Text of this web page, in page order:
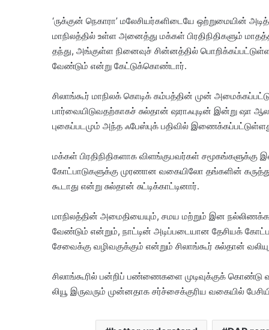
‘ருக்குன் நெகாரா’ மலேசியர்களிடையே ஒற்றுமையின்
மாநிலத்தில் உள்ள அனைத்து மக்கள் பிரதிநிதிகளும்
தந்து, அங்குள்ள நினைவுச் சின்னத்தில்
வேண்டும் என்று கேட்டுக்கொண்டார்.
சிலாங்கூர் மாநிலக் கொடிக் கம்பத்தின் முன்
பார்வையிடுவதற்காகச் சுல்தான் ஷராஃபுடின் இன்று ஷா
புகைப்படமும் அந்த ஃபேஸ்புக் பதிவில்
மக்கள் பிரதிநிதிகளாக விளங்குபவர்கள்
கோட்பாடுகளுக்கு முரணான வகையிலோ தங்களின்
கூடாது என்று சுல்தான் சுட்டிக்காட்டினார்.
மாநிலத்தின் அமைதியையும், சமய மற்றும் இன
வேண்டும் என்றும், நாட்டின் அடிப்படையான தேசியக்
சேவைக்கு வழிவகுக்கும் என்றும் சிலாங்கூர் சுல்தான்
சிலாங்கூரில் பன்றிப் பண்ணைகளை முடிவுக்குக் கொண்டு
லியூ இருவரும் முன்னதாக சர்ச்சைக்குரிய வகையில்